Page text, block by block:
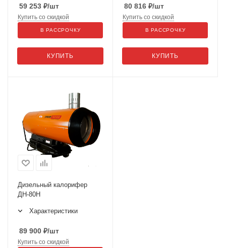
59 253 ₽/шт
КУПИТЬ
Купить со скидкой
В РАССРОЧКУ
80 816 ₽/шт
КУПИТЬ
Купить со скидкой
В РАССРОЧКУ
Дизельный калорифер
ДН-80Н
Характеристики
89 900 ₽/шт
Купить со скидкой